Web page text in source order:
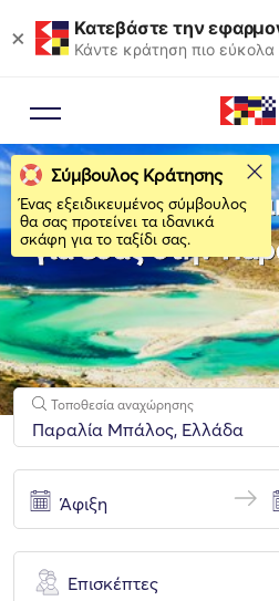
× Κατεβάστε την
Κάντε κράτηση πιο εύκολα
Νοικιάστε το
για εσάς στην
Τοποθεσία αναχώρησης
Επισκέπτες
Σύμβουλος Κράτησης
Ένας εξειδικευμένος σύμβουλος
θα σας προτείνει τα ιδανικά
σκάφη για το ταξίδι σας.